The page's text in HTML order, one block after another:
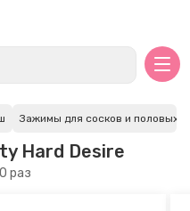
Зажимы для сосков и половых
Hard Desire
раз